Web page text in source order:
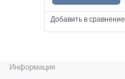
Добавить в сравнение
Информация